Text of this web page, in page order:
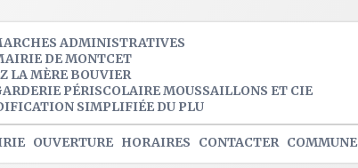
ADMINISTRATIVES
DE MONTCET
LA MÈRE BOUVIER
PÉRISCOLAIRE MOUSSAILLONS ET CIE
SIMPLIFIÉE DU PLU
OUVERTURE HORAIRES CONTACTER COMMUNE